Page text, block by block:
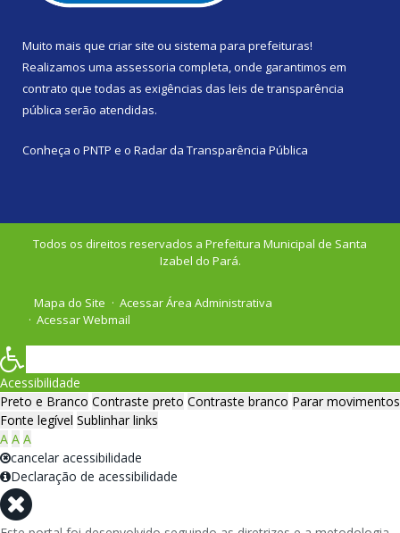
Muito mais que criar site ou sistema para prefeituras!
Realizamos uma assessoria completa, onde garantimos em
contrato que todas as exigências das leis de transparência
pública serão atendidas.
Conheça o PNTP e o Radar da Transparência Pública
Todos os direitos reservados a Prefeitura Municipal de Santa
Izabel do Pará.
Mapa do Site
Acessar Área Administrativa
Acessar Webmail
Acessibilidade
Preto e Branco Contraste preto Contraste branco Parar movimentos
Fonte legível Sublinhar links
A A A
cancelar acessibilidade
Declaração de acessibilidade